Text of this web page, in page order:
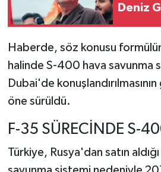
Deniz
Haberde, söz konusu
halinde S-400 hava savunma
Dubai'de
öne sürüldü.
F-35 SÜRECİNDE S-
Türkiye, Rusya'dan satın